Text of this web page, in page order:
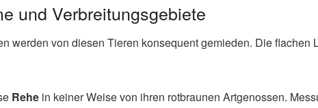
und Verbreitungsgebiete
werden von diesen Tieren konsequent gemieden. Die
Rehe in keiner Weise von ihren rotbraunen Artgenossen.